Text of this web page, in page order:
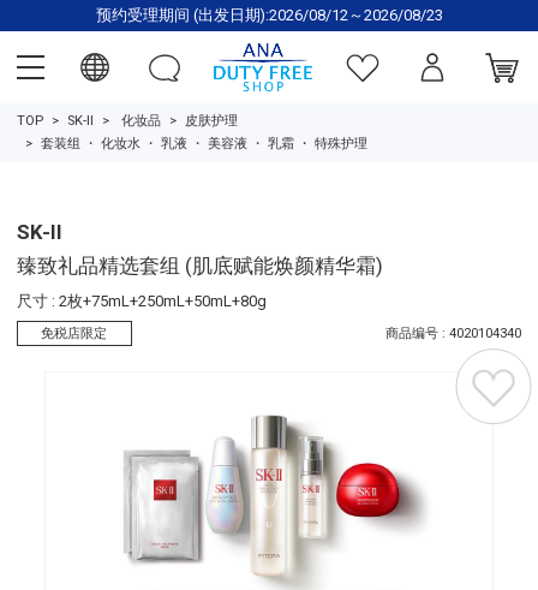
预约受理期间 (出发日期):2026/08/12～2026/08/23
TOP SK-II 化妆品
皮肤护理
套装组
・ 化妆水 ・ 乳液 ・ 美容液 ・ 乳霜 ・ 特殊护理
SK-II
臻致礼品精选套组 (肌底赋能焕颜精华霜)
尺寸 : 2枚+75mL+250mL+50mL+80g
免税店限定 商品编号 : 4020104340